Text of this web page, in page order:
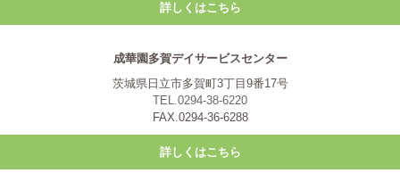
詳しくはこちら
成華園多賀デイサービスセンター
茨城県日立市多賀町3丁目9番17号
TEL.0294-38-6220
FAX.0294-36-6288
詳しくはこちら